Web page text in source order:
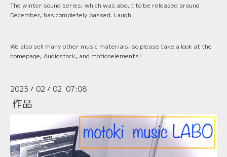
The winter sound series, which was about to be released around
December, has completely passed. Laugh
We also sell many other music materials, so please take a look at the
homepage, Audiostock, and motionelements!
2025 / 02 / 02 07:08
作品